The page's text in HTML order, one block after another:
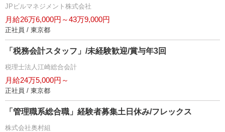
JPビルマネジメント株式会社
月給26万6,000円～43万9,000円
正社員 / 東京都
「税務会計スタッフ」/未経験歓迎/賞与年3回
税理士法人江崎総合会計
月給24万5,000円～
正社員 / 東京都
「管理職系総合職」経験者募集土日休み/フレックス
株式会社奥村組